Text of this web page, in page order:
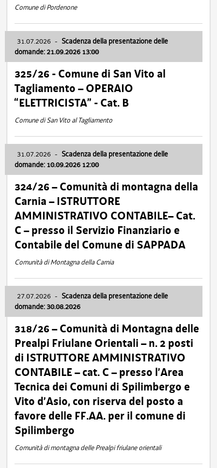
Comune di Pordenone
31.07.2026 - Scadenza della presentazione delle
domande: 21.09.2026 13:00
325/26 - Comune di San Vito al
Tagliamento – OPERAIO
“ELETTRICISTA” - Cat. B
Comune di San Vito al Tagliamento
31.07.2026 - Scadenza della presentazione delle
domande: 10.09.2026 12:00
324/26 – Comunità di montagna della
Carnia – ISTRUTTORE
AMMINISTRATIVO CONTABILE– Cat.
C – presso il Servizio Finanziario e
Contabile del Comune di SAPPADA
Comunità di Montagna della Carnia
27.07.2026 - Scadenza della presentazione delle
domande: 30.08.2026
318/26 – Comunità di Montagna delle
Prealpi Friulane Orientali – n. 2 posti
di ISTRUTTORE AMMINISTRATIVO
CONTABILE – cat. C – presso l’Area
Tecnica dei Comuni di Spilimbergo e
Vito d’Asio, con riserva del posto a
favore delle FF.AA. per il comune di
Spilimbergo
Comunità di montagna delle Prealpi friulane orientali